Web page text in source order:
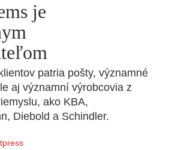
je
patria pošty, významné
aj významní výrobcovia z
ako KBA,
Diebold a Schindler.